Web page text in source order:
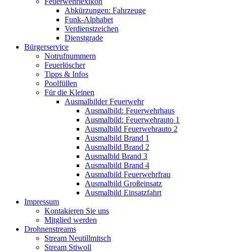
Abkürzungen: Fahrzeuge
Funk-Alphabet
Verdienstzeichen
Dienstgrade
Bürgerservice
Notrufnummern
Feuerlöscher
Tipps & Infos
Poolfüllen
Für die Kleinen
Ausmalbilder Feuerwehr
Ausmalbild: Feuerwehrhaus
Ausmalbild: Feuerwehrauto 1
Ausmalbild Feuerwehrauto 2
Ausmalbild Brand 1
Ausmalbild Brand 2
Ausmalbld Brand 3
Ausmalbild Brand 4
Ausmalbild Feuerwehrfrau
Ausmalbild Großeinsatz
Ausmalbild Einsatzfahrt
Impressum
Kontakieren Sie uns
Mitglied werden
Drohnenstreams
Stream Neutillmitsch
Stream Stiwoll